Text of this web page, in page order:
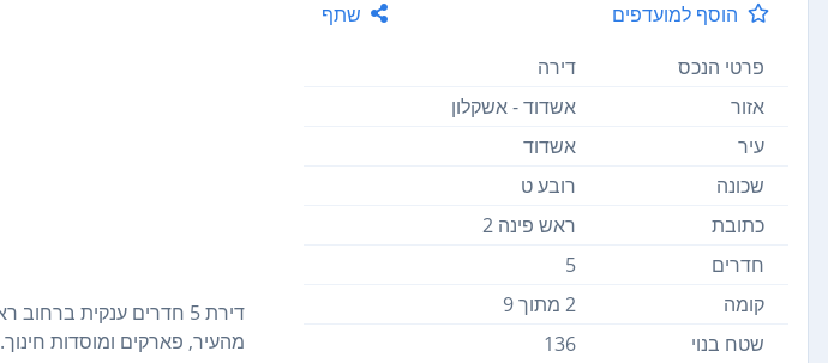
הוסף למועדפים
שתף
פרטי הנכס
דירה
אזור
אשדוד - אשקלון
עיר
אשדוד
שכונה
רובע ט
כתובת
ראש פינה 2
חדרים
5
קומה
2 מתוך 9
שטח בנוי
136
מהעיר, פארקים ומוסדות חינוך.